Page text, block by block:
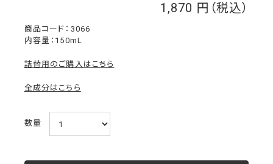
1,870
3066
内容量：150mL
詰替用のご購入はこちら
全成分はこちら
数量